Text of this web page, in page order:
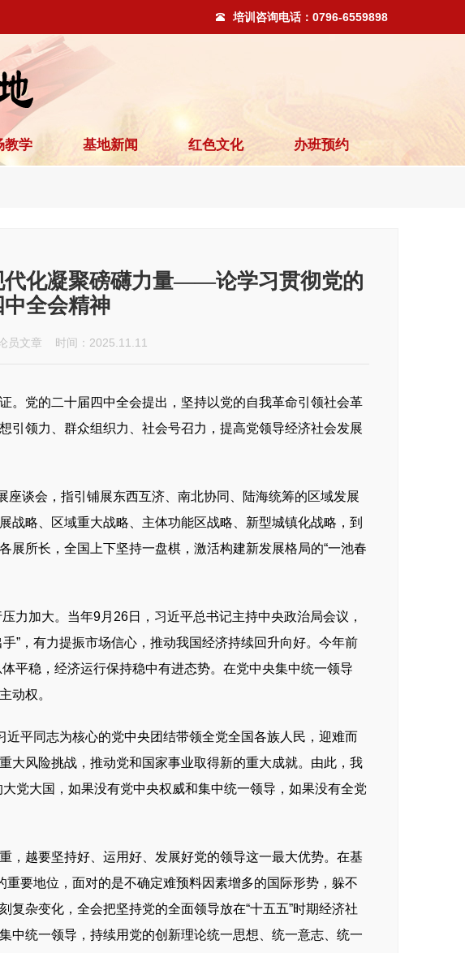
动。 培训咨询电话： 0796-6559898
教学 基地新闻 红色文化 办班预约
代化凝聚磅礴力量——论学习贯彻党的
全会精神
员文章 时间：2025.11.11
党的二十届四中全会提出，坚持以党的自我革命引领社会革
引领力、群众组织力、社会号召力，提高党领导经济社会发展
谈会，指引铺展东西互济、南北协同、陆海统筹的区域发展
战略、区域重大战略、主体功能区战略、新型城镇化战略，到
所长，全国上下坚持一盘棋，激活构建新发展格局的“一池春
加大。当年9月26日，习近平总书记主持中央政治局会议，
”，有力提振市场信心，推动我国经济持续回升向好。今年前
平稳，经济运行保持稳中有进态势。在党中央集中统一领导
动权。
平同志为核心的党中央团结带领全党全国各族人民，迎难而
大风险挑战，推动党和国家事业取得新的重大成就。由此，我
党大国，如果没有党中央权威和集中统一领导，如果没有全党
越要坚持好、运用好、发展好党的领导这一最大优势。在基
要地位，面对的是不确定难预料因素增多的国际形势，躲不
杂变化，全会把坚持党的全面领导放在“十五五”时期经济社
中统一领导，持续用党的创新理论统一思想、统一意志、统一